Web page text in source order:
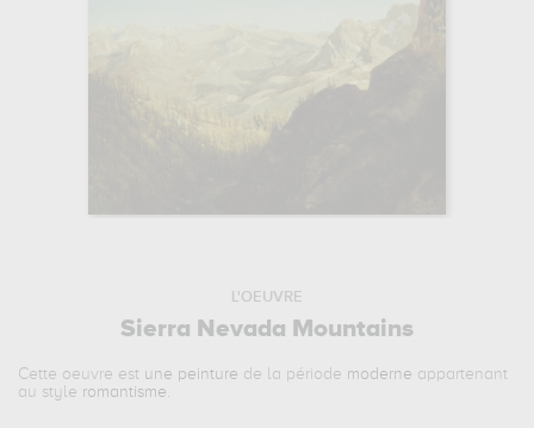
L'OEUVRE
Sierra Nevada Mountains
Cette oeuvre est une peinture de la période moderne appartenant
au style romantisme